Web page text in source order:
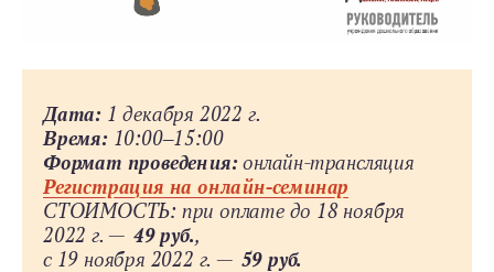
Дата: 1 декабря 2022 г.
Время:10:00‒15:00
Формат проведения:онлайн-трансляция
Регистрация на онлайн-семинар
СТОИМОСТЬ: при оплате до 18 ноября
2022 г. — 49 руб.,
с 19 ноября 2022 г. — 59 руб.